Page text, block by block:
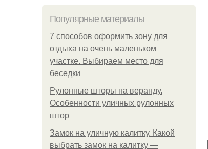
Популярные материалы
7 способов оформить зону для
отдыха на очень маленьком
участке. Выбираем место для
беседки
Рулонные шторы на веранду.
Особенности уличных рулонных
штор
Замок на уличную калитку. Какой
выбрать замок на калитку —